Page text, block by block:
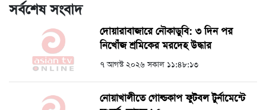
সর্বশেষ সংবাদ
দোয়ারাবাজারে নৌকাডুবি: ৩ দিন পর
নিখোঁজ শ্রমিকের মরদেহ উদ্ধার
৭ আগস্ট ২০২৬ সকাল ১১:৪৮:১৩
নোয়াখালীতে গোল্ডকাপ ফুটবল টুর্নামেন্টে